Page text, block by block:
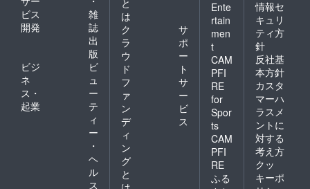
ビス
開発
雑
誌
出
版
ビジ
ネ
ス・
起業
ビ
ュ
ー
テ
ィ
ー
・
ヘ
ル
ス
は
ク
ラ
ウ
ド
フ
ァ
ン
デ
ィ
ン
グ
と
サ
ポ
ー
ト
サ
ー
ビ
ス
Ente
rtain
men
t
CAM
PFI
RE
for
Spor
ts
CAM
PFI
RE
ふる
情報セ
キュリ
ティ方
針
反社基
本方針
カスタ
マーハ
ラスメ
ントに
対する
考え方
クッ
キーポ